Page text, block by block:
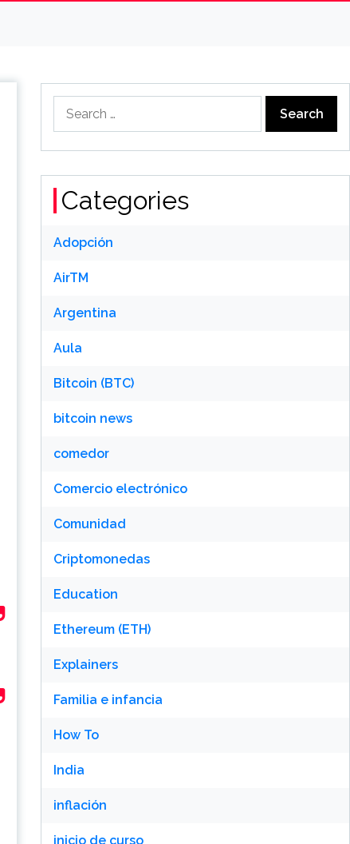
for:
Categories
Adopción
AirTM
Argentina
Aula
Bitcoin (BTC)
bitcoin news
comedor
Comercio electrónico
Comunidad
Criptomonedas
Education
Ethereum (ETH)
Explainers
Familia e infancia
How To
India
inflación
inicio de curso